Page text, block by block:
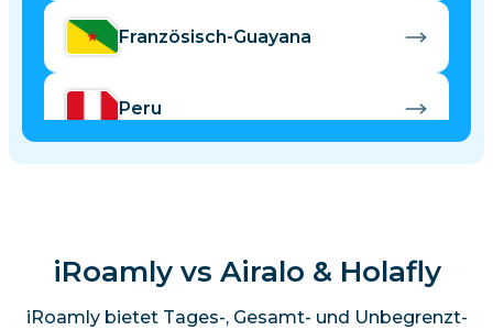
Französisch-Guayana
Peru
iRoamly vs Airalo & Holafly
iRoamly bietet Tages-, Gesamt- und Unbegrenzt-